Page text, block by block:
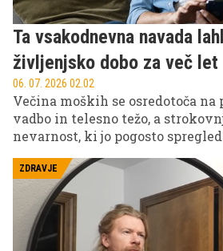
Ta vsakodnevna navada
življenjsko dobo za več let
06. 07. 2026 02.02
Večina moških se osredotoča na
vadbo in telesno težo, a
nevarnost, ki jo pogosto
sodobnega načina življenja.
lahko več ur neprekinjenega
tveganje za bolezni srca,
nekatere vrste raka in
ljudeh, ki sicer redno telovadijo.
ZDRAVJE